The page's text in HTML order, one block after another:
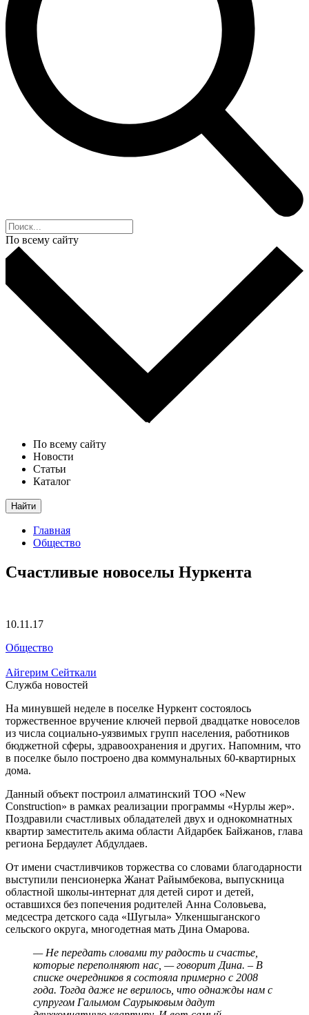
По всему сайту
По всему сайту
Новости
Статьи
Каталог
Найти
Главная
Общество
Счастливые новоселы Нуркента
10.11.17
Общество
Айгерим Сейткали
Служба новостей
На минувшей неделе в поселке Нуркент состоялось
торжественное вручение ключей первой двадцатке новоселов
из числа социально-уязвимых групп населения, работников
бюджетной сферы, здравоохранения и других. Напомним, что
в поселке было построено два коммунальных 60-квартирных
дома.
Данный объект построил алматинский ТОО «New
Construction» в рамках реализации программы «Нурлы жер».
Поздравили счастливых обладателей двух и однокомнатных
квартир заместитель акима области Айдарбек Байжанов, глава
региона Бердаулет Абдулдаев.
От имени счастливчиков торжества со словами благодарности
выступили пенсионерка Жанат Райымбекова, выпускница
областной школы-интернат для детей сирот и детей,
оставшихся без попечения родителей Анна Соловьева,
медсестра детского сада «Шугыла» Улкеншыганского
сельского округа, многодетная мать Дина Омарова.
— Не передать словами ту радость и счастье,
которые переполняют нас, — говорит Дина. – В
списке очередников я состояла примерно с 2008
года. Тогда даже не верилось, что однажды нам с
супругом Галымом Саурыковым дадут